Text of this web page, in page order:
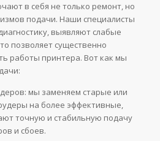
в себя не только ремонт, но
подачи. Наши специалисты
выявляют слабые
позволяет существенно
работы принтера. Вот как мы
мы заменяем старые или
на более эффективные,
точную и стабильную подачу
и сбоев.